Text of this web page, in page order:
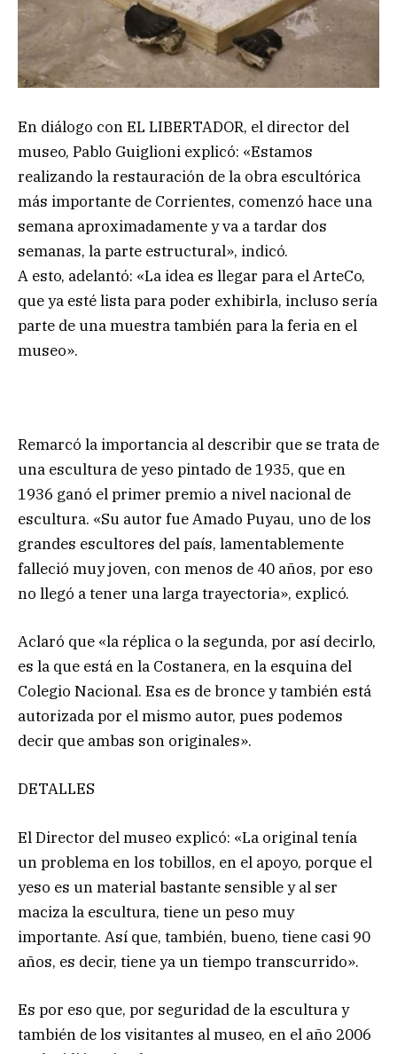
En diálogo con EL LIBERTADOR, el director del
museo, Pablo Guiglioni explicó: «Estamos
realizando la restauración de la obra escultórica
más importante de Corrientes, comenzó hace una
semana aproximadamente y va a tardar dos
semanas, la parte estructural», indicó.
A esto, adelantó: «La idea es llegar para el ArteCo,
que ya esté lista para poder exhibirla, incluso sería
parte de una muestra también para la feria en el
museo».
Remarcó la importancia al describir que se trata de
una escultura de yeso pintado de 1935, que en
1936 ganó el primer premio a nivel nacional de
escultura. «Su autor fue Amado Puyau, uno de los
grandes escultores del país, lamentablemente
falleció muy joven, con menos de 40 años, por eso
no llegó a tener una larga trayectoria», explicó.
Aclaró que «la réplica o la segunda, por así decirlo,
es la que está en la Costanera, en la esquina del
Colegio Nacional. Esa es de bronce y también está
autorizada por el mismo autor, pues podemos
decir que ambas son originales».
DETALLES
El Director del museo explicó: «La original tenía
un problema en los tobillos, en el apoyo, porque el
yeso es un material bastante sensible y al ser
maciza la escultura, tiene un peso muy
importante. Así que, también, bueno, tiene casi 90
años, es decir, tiene ya un tiempo transcurrido».
Es por eso que, por seguridad de la escultura y
también de los visitantes al museo, en el año 2006